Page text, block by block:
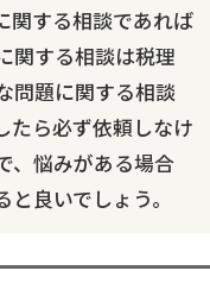
関する相談であれば
関する相談は税理
問題に関する相談
たら必ず依頼しなけ
、悩みがある場合
良いでしょう。